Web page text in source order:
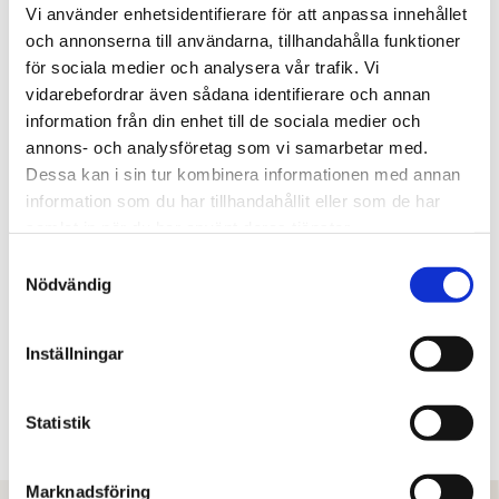
Vi använder enhetsidentifierare för att anpassa innehållet
och annonserna till användarna, tillhandahålla funktioner
för sociala medier och analysera vår trafik. Vi
vidarebefordrar även sådana identifierare och annan
information från din enhet till de sociala medier och
annons- och analysföretag som vi samarbetar med.
Dessa kan i sin tur kombinera informationen med annan
information som du har tillhandahållit eller som de har
Nödvändig
Inställningar
Statistik
Marknadsföring